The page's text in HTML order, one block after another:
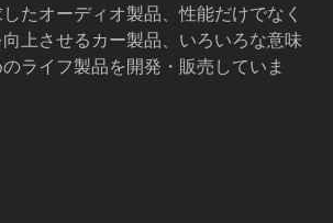
たオーディオ製品、性能だけでなく
上させるカー製品、いろいろな意味
ライフ製品を開発・販売していま